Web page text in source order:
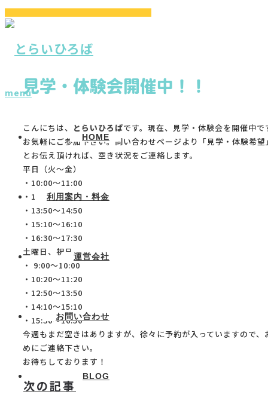
menu
HOME
利用案内・料金
運営会社
お問い合わせ
BLOG
ホーム
見学・体験会開催中！！
見学・体験会開催中！！
こんにちは、 とらいひろばです。現在、見学・体験会を開催中で
お気軽にご参加下さい。問い合わせページより「見学・体験希望
とお伝え頂ければ、空き状況をご連絡します。
平日（火～金）
・10:00～11:00
・11:20～12:20
・13:50～14:50
・15:10～16:10
・16:30～17:30
土曜日、祝日
・ 9:00～10:00
・10:20～11:20
・12:50～13:50
・14:10～15:10
・15:30～16:50
今週もまだ空きはありますが、徐々に予約が入っていますので、
めにご連絡下さい。
お待ちしております！
次の記事